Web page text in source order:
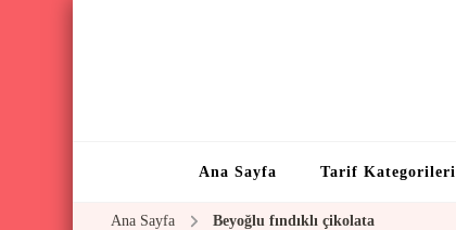
Ana Sayfa Tarif Kategorileri
Ana Sayfa Beyoğlu fındıklı çikolata